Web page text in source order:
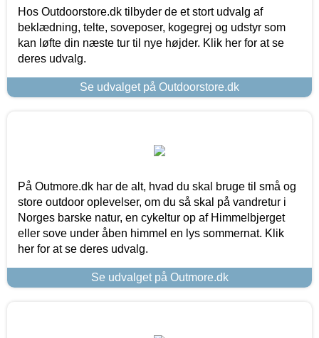
Hos Outdoorstore.dk tilbyder de et stort udvalg af
beklædning, telte, soveposer, kogegrej og udstyr som
kan løfte din næste tur til nye højder. Klik her for at se
deres udvalg.
Se udvalget på Outdoorstore.dk
På Outmore.dk har de alt, hvad du skal bruge til små og
store outdoor oplevelser, om du så skal på vandretur i
Norges barske natur, en cykeltur op af Himmelbjerget
eller sove under åben himmel en lys sommernat. Klik
her for at se deres udvalg.
Se udvalget på Outmore.dk